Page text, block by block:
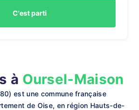
C'est parti
à Oursel-Maison
est une commune française
de Oise, en région Hauts-de-